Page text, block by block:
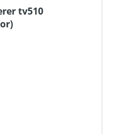
tv510